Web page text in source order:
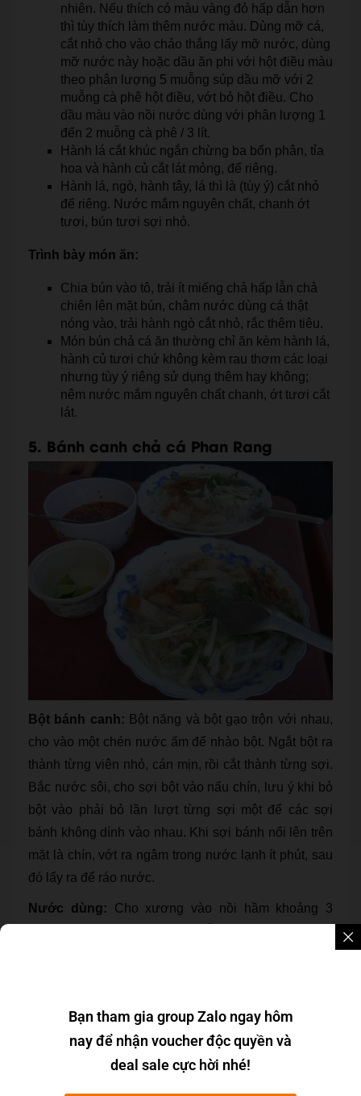
nhiên. Nếu thích có màu vàng đỏ hấp dẫn hơn
thì tùy thích làm thêm nước màu. Dùng mỡ cá,
cắt nhỏ cho vào chảo thắng lấy mỡ nước, dùng
mỡ nước này hoặc dầu ăn phi với hột điều màu
theo phân lượng 5 muỗng súp dầu mỡ với 2
muỗng cà phê hột điều, vớt bỏ hột điều. Cho
dầu màu vào nồi nước dùng với phân lượng 1
đến 2 muỗng cà phê / 3 lít.
Hành lá cắt khúc ngắn chừng ba bốn phân, tỉa
hoa và hành củ cắt lát mỏng, để riêng.
Hành lá, ngò, hành tây, lá thì là (tùy ý) cắt nhỏ
để riêng. Nước mắm nguyên chất, chanh ớt
tươi, bún tươi sợi nhỏ.
Trình bày món ăn:
Chia bún vào tô, trải ít miếng chả hấp lẫn chả
chiên lên mặt bún, châm nước dùng cá thật
nóng vào, trải hành ngò cắt nhỏ, rắc thêm tiêu.
Món bún chả cá ăn thường chỉ ăn kèm hành lá,
hành củ tươi chứ không kèm rau thơm các loại
nhưng tùy ý riêng sử dụng thêm hay không;
nêm nước mắm nguyên chất chanh, ớt tươi cắt
lát.
5. Bánh canh chả cá Phan Rang
Bột bánh canh: Bột năng và bột gạo trộn với nhau,
cho vào một chén nước ấm để nhào bột. Ngắt bột ra
thành từng viên nhỏ, cán mịn, rồi cắt thành từng sợi.
Bắc nước sôi, cho sợi bột vào nấu chín, lưu ý khi bỏ
bột vào phải bỏ lần lượt từng sợi một để các sợi
bánh không dính vào nhau. Khi sợi bánh nổi lên trên
mặt là chín, vớt ra ngâm trong nước lạnh ít phút, sau
đó lấy ra để ráo nước.
Nước dùng: Cho xương vào nồi hầm khoảng 3
Cho bánh canh vào tô, xếp chả chiên, chả hấp và
nạc cá ngừ lên trên, chan nước dùng vào, thêm hành
lá tỉa hoa. Có thể ăn kèm với nước mắm sống và ớt
Bạn tham gia group Zalo ngay hôm
nay để nhận voucher độc quyền và
deal sale cực hời nhé!